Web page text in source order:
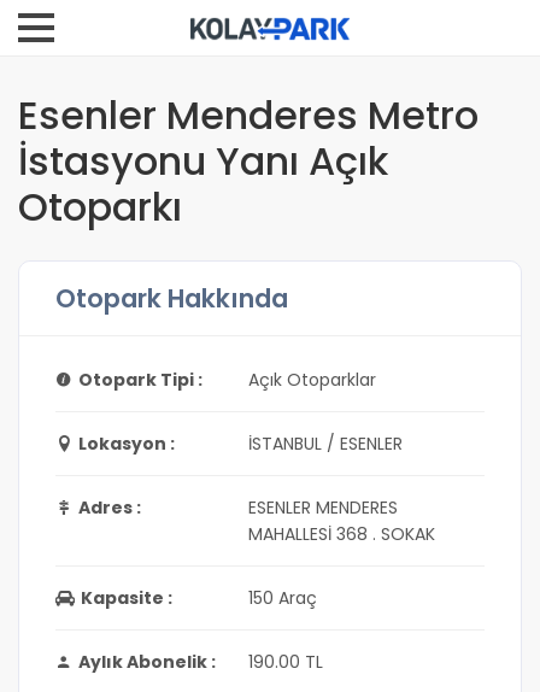
Esenler Menderes Metro
İstasyonu Yanı Açık
Otoparkı
Otopark Hakkında
Otopark Tipi : Açık Otoparklar
Lokasyon : İSTANBUL / ESENLER
Adres :
ESENLER MENDERES
MAHALLESİ 368 . SOKAK
Kapasite : 150 Araç
Aylık Abonelik : 190.00 TL